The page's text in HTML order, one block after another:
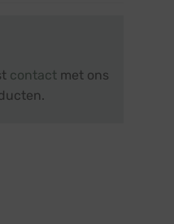
contactmet ons